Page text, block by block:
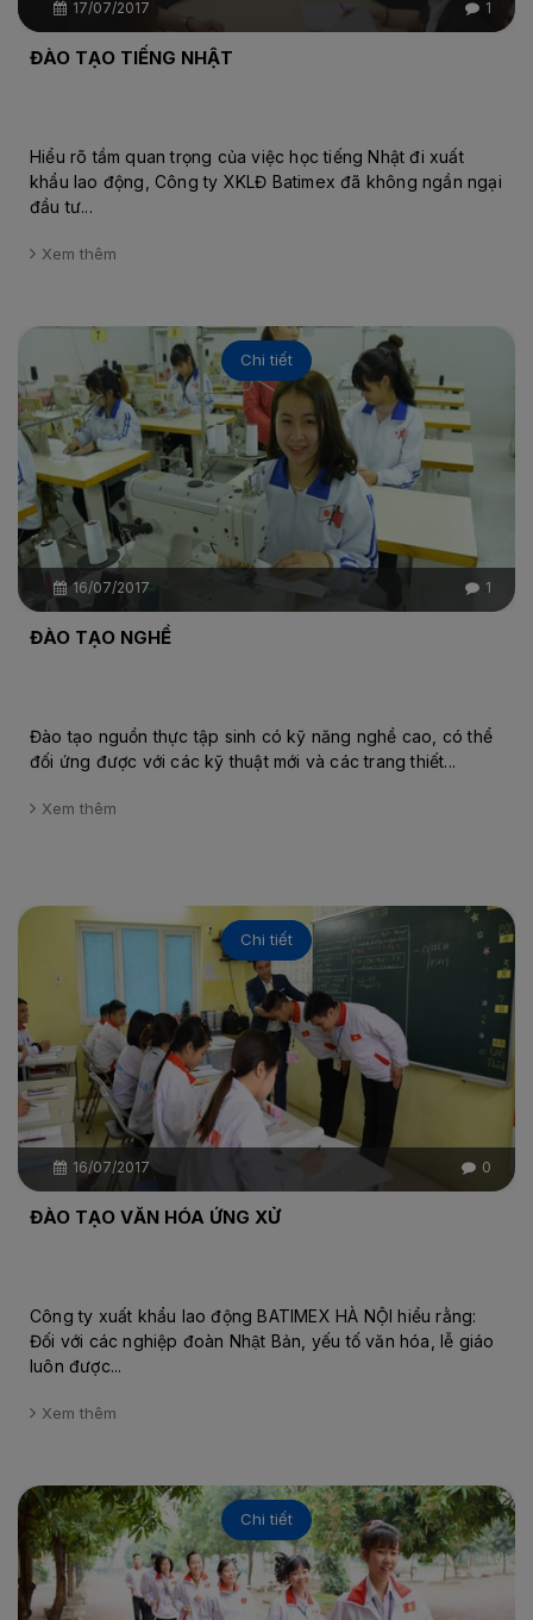
17/07/2017 1
ĐÀO TẠO TIẾNG NHẬT
Hiểu rõ tầm quan trọng của việc học tiếng Nhật đi xuất
khẩu lao động, Công ty XKLĐ Batimex đã không ngần ngại
đầu tư...
Xem thêm
16/07/2017 1
Chi tiết
ĐÀO TẠO NGHỀ
Đào tạo nguồn thực tập sinh có kỹ năng nghề cao, có thể
đối ứng được với các kỹ thuật mới và các trang thiết...
Xem thêm
16/07/2017 0
Chi tiết
ĐÀO TẠO VĂN HÓA ỨNG XỬ
Công ty xuất khẩu lao động BATIMEX HÀ NỘI hiểu rằng:
Đối với các nghiệp đoàn Nhật Bản, yếu tố văn hóa, lễ giáo
luôn được...
Xem thêm
Chi tiết